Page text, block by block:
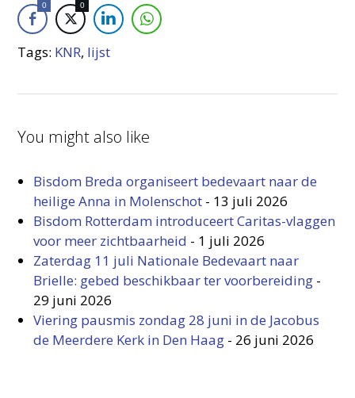
0 0
Tags: KNR, lijst
You might also like
Bisdom Breda organiseert bedevaart naar de
heilige Anna in Molenschot - 13 juli 2026
Bisdom Rotterdam introduceert Caritas-vlaggen
voor meer zichtbaarheid - 1 juli 2026
Zaterdag 11 juli Nationale Bedevaart naar
Brielle: gebed beschikbaar ter voorbereiding -
29 juni 2026
Viering pausmis zondag 28 juni in de Jacobus
de Meerdere Kerk in Den Haag - 26 juni 2026